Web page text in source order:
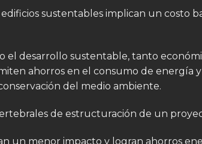
sustentables implican un costo
el desarrollo sustentable, tanto
ahorros en el consumo de energía
del medio ambiente.
de estructuración de un
un menor impacto y logran ahorros